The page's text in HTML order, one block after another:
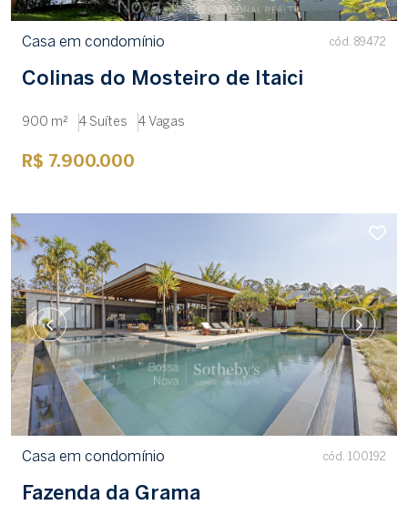
Casa em condomínio cód. 89472
Colinas do Mosteiro de Itaici
900 m² 4 Suítes 4 Vagas
R$ 7.900.000
Casa em condomínio cód. 100192
Fazenda da Grama